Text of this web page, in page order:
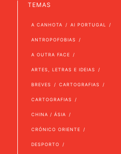
TEMAS
A CANHOTA AI PORTUGAL
ANTROPOFOBIAS
A OUTRA FACE
ARTES, LETRAS E IDEIAS
BREVES CARTOGRAFIAS
CARTOGRAFIAS
CHINA / ÁSIA
CRÓNICO ORIENTE
DESPORTO